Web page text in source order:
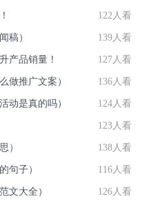
122人看
稿） 139人看
产品销量！ 127人看
做推广文案） 136人看
动是真的吗） 124人看
123人看
） 138人看
句子） 116人看
文大全） 126人看